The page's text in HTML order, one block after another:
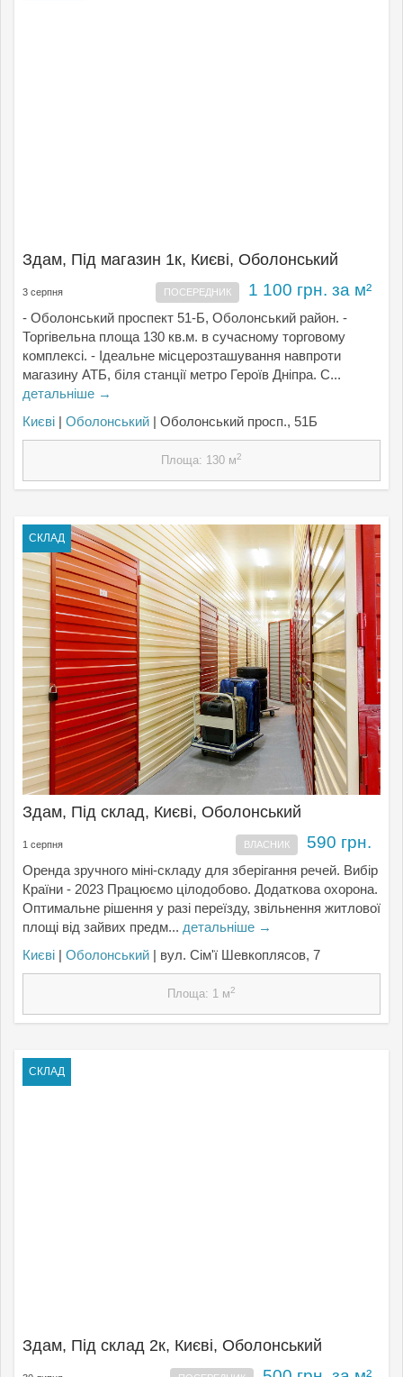
Здам, Під магазин 1к, Києвi, Оболонський
3 серпня ПОСЕРЕДНИК 1 100 грн. за м²
- Оболонський проспект 51-Б, Оболонський район. -
Торгівельна площа 130 кв.м. в сучасному торговому
комплексі. - Ідеальне місцерозташування навпроти
магазину АТБ, біля станції метро Героїв Дніпра. С...
детальніше →
Києвi | Оболонський | Оболонський просп., 51Б
Площа: 130 м2
СКЛАД
Здам, Під склад, Києвi, Оболонський
1 серпня ВЛАСНИК 590 грн.
Оренда зручного міні-складу для зберігання речей. Вибір
Країни - 2023 Працюємо цілодобово. Додаткова охорона.
Оптимальне рішення у разі переїзду, звільнення житлової
площі від зайвих предм... детальніше →
Києвi | Оболонський | вул. Сім'ї Шевкоплясов, 7
Площа: 1 м2
СКЛАД
Здам, Під склад 2к, Києвi, Оболонський